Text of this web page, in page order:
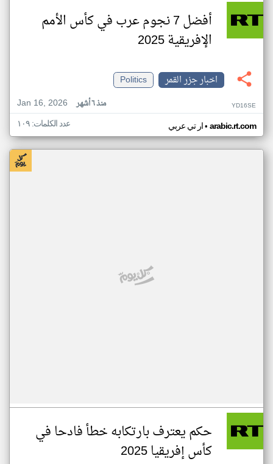
أفضل 7 نجوم عرب في كأس الأمم
الإفريقية 2025
اخبار جزر القمر
Politics
Jan 16, 2026
منذ ٦ أشهر YD16SE
ار تي عربي• arabic.rt.com عدد الكلمات: ١٠٩
حكم يعترف بارتكابه خطأ فادحا في
كأس إفريقيا 2025